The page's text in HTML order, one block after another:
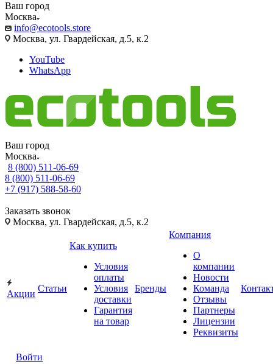
Ваш город
Москва
info@ecotools.store
Москва, ул. Гвардейская, д.5, к.2
YouTube
WhatsApp
Ваш город
Москва
8 (800) 511-06-69
8 (800) 511-06-69
+7 (917) 588-58-60
Заказать звонок
Москва, ул. Гвардейская, д.5, к.2
Акции
Статьи
Как купить
Условия
оплаты
Условия
доставки
Гарантия
на товар
Бренды
Компания
О
компании
Новости
Команда
Отзывы
Партнеры
Лицензии
Реквизиты
Войти